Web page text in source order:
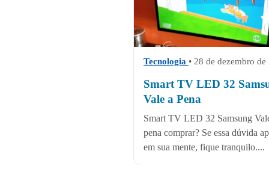
Tecnologia • 28 de dezembro de
Smart TV LED 32
Vale a Pena
Smart TV LED 32 Samsung
pena comprar? Se essa dúvida
em sua mente, fique tranquilo....